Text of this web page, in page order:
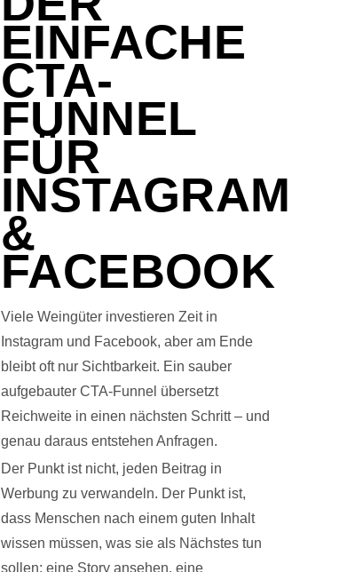
EINFACHE
CTA-
FUNNEL
FÜR
INSTAGRAM
&
FACEBOOK
Viele Weingüter investieren Zeit in
Instagram und Facebook, aber am Ende
bleibt oft nur Sichtbarkeit. Ein sauber
aufgebauter CTA-Funnel übersetzt
Reichweite in einen nächsten Schritt – und
genau daraus entstehen Anfragen.
Der Punkt ist nicht, jeden Beitrag in
Werbung zu verwandeln. Der Punkt ist,
dass Menschen nach einem guten Inhalt
wissen müssen, was sie als Nächstes tun
sollen: eine Story ansehen, eine